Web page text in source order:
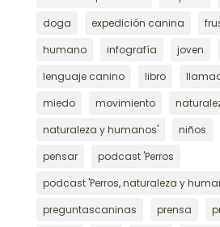
doga
expedición canina
humano
infografía joven
lenguaje canino
libro
miedo
movimiento
naturaleza y humanos'
niños
pensar
podcast 'Perros
podcast 'Perros, naturaleza y
preguntascaninas
prensa